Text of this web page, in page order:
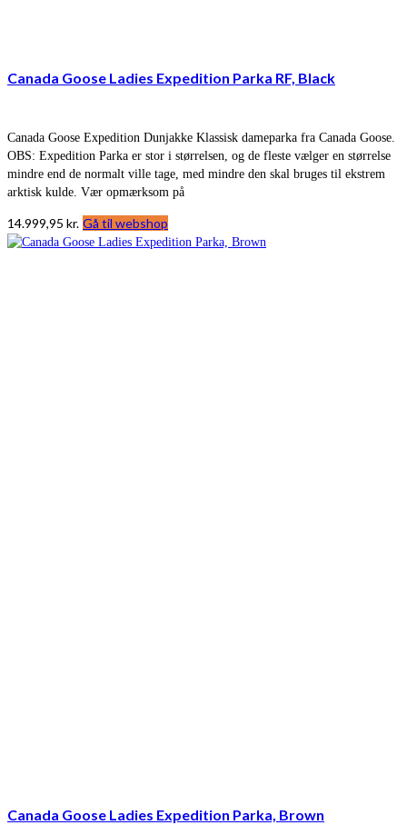
Canada Goose Ladies Expedition Parka RF, Black
Canada Goose Expedition Dunjakke Klassisk dameparka fra Canada Goose.
OBS: Expedition Parka er stor i størrelsen, og de fleste vælger en størrelse
mindre end de normalt ville tage, med mindre den skal bruges til ekstrem
arktisk kulde. Vær opmærksom på
14.999,95 kr. Gå til webshop
Canada Goose Ladies Expedition Parka, Brown